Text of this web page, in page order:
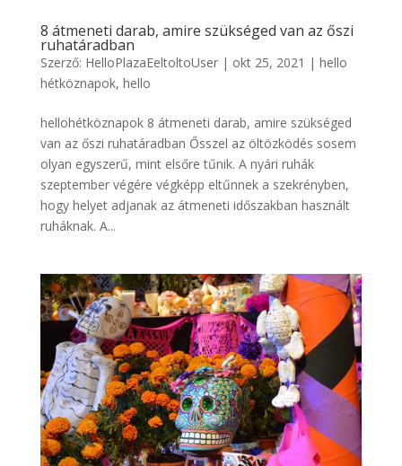
8 átmeneti darab, amire szükséged van az őszi
ruhatáradban
Szerző: HelloPlazaEeltoltoUser| okt 25, 2021 | hello
hétköznapok, hello
hellohétköznapok 8 átmeneti darab, amire szükséged
van az őszi ruhatáradban Ősszel az öltözködés sosem
olyan egyszerű, mint elsőre tűnik. A nyári ruhák
szeptember végére végképp eltűnnek a szekrényben,
hogy helyet adjanak az átmeneti időszakban használt
ruháknak. A...